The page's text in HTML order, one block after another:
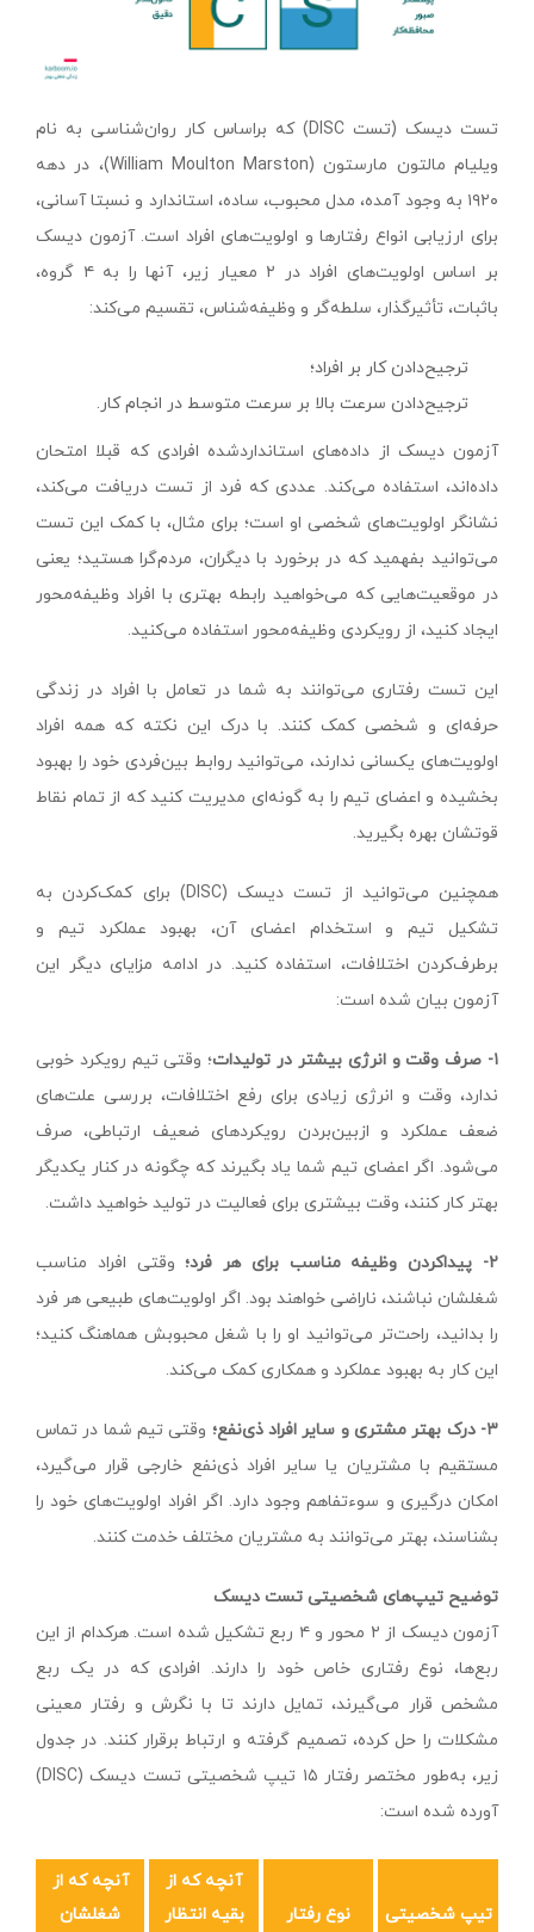
تست دیسک (تست DISC) که براساس کار روان‌شناسی به نام
ویلیام مالتون مارستون (William Moulton Marston)، در دهه
۱۹۲۰ به وجود آمده، مدل محبوب، ساده، استاندارد و نسبتا آسانی،
برای ارزیابی انواع رفتارها و اولویت‌های افراد است. آزمون دیسک
بر اساس اولویت‌های افراد در ۲ معیار زیر، آنها را به ۴ گروه،
باثبات، تأثیرگذار، سلطه‌گر و وظیفه‌شناس، تقسیم می‌کند:
ترجیح‌دادن کار بر افراد؛
ترجیح‌دادن سرعت بالا بر سرعت متوسط در انجام کار.
آزمون دیسک از داده‌های استاندارد‌شده افرادی که قبلا امتحان
داده‌اند، استفاده می‌کند. عددی که فرد از تست دریافت می‌کند،
نشانگر اولویت‌های شخصی او است؛ برای مثال، با کمک این تست
می‌توانید بفهمید که در برخورد با دیگران، مردم‌گرا هستید؛ یعنی
در موقعیت‌هایی که می‌خواهید رابطه بهتری با افراد وظیفه‌محور
ایجاد کنید، از رویکردی وظیفه‌محور استفاده می‌کنید.
این تست رفتاری می‌توانند به شما در تعامل با افراد در زندگی
حرفه‌ای و شخصی کمک کنند. با درک این نکته که همه افراد
اولویت‌های یکسانی ندارند، می‌توانید روابط بین‌فردی خود را بهبود
بخشیده و اعضای تیم را به گونه‌ای مدیریت کنید که از تمام نقاط
قوتشان بهره بگیرید.
همچنین می‌توانید از تست دیسک (DISC) برای کمک‌کردن به
تشکیل تیم و استخدام اعضای آن، بهبود عملکرد تیم و
برطرف‌کردن اختلافات، استفاده کنید. در ادامه مزایای دیگر این
آزمون بیان شده است:
۱- صرف وقت و انرژی بیشتر در تولیدات؛ وقتی تیم رویکرد خوبی
ندارد، وقت و انرژی زیادی برای رفع اختلافات، بررسی علت‌های
ضعف عملکرد و ازبین‌بردن رویکردهای ضعیف ارتباطی، صرف
می‌شود. اگر اعضای تیم شما یاد بگیرند که چگونه در کنار یکدیگر
بهتر کار کنند، وقت بیشتری برای فعالیت در تولید خواهید داشت.
۲- پیداکردن وظیفه مناسب برای هر فرد؛ وقتی افراد مناسب
شغلشان نباشند، ناراضی خواهند بود. اگر اولویت‌های طبیعی هر فرد
را بدانید، راحت‌تر می‌توانید او را با شغل محبوبش هماهنگ کنید؛
این کار به بهبود عملکرد و همکاری کمک می‌کند.
۳- درک بهتر مشتری و سایر افراد ذی‌نفع؛ وقتی تیم شما در تماس
مستقیم با مشتریان یا سایر افراد ذی‌نفع خارجی قرار می‌گیرد،
امکان درگیری و سوءتفاهم وجود دارد. اگر افراد اولویت‌های خود را
بشناسند، بهتر می‌توانند به مشتریان مختلف خدمت کنند.
توضیح تیپ‌های شخصیتی تست دیسک
آزمون دیسک از ۲ محور و ۴ ربع تشکیل شده است. هرکدام از این
ربع‌ها، نوع رفتاری خاص خود را دارند. افرادی که در یک ربع
مشخص قرار می‌گیرند، تمایل دارند تا با نگرش و رفتار معینی
مشکلات را حل کرده، تصمیم گرفته و ارتباط برقرار کنند. در جدول
زیر، به‌طور مختصر رفتار ۱۵ تیپ شخصیتی تست دیسک (DISC)
آورده شده است:
تیپ شخصیتی نوع رفتار
آنچه که از
بقیه انتظار
آنچه که از
شغلشان